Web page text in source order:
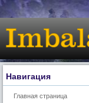
Навигация
Главная страница